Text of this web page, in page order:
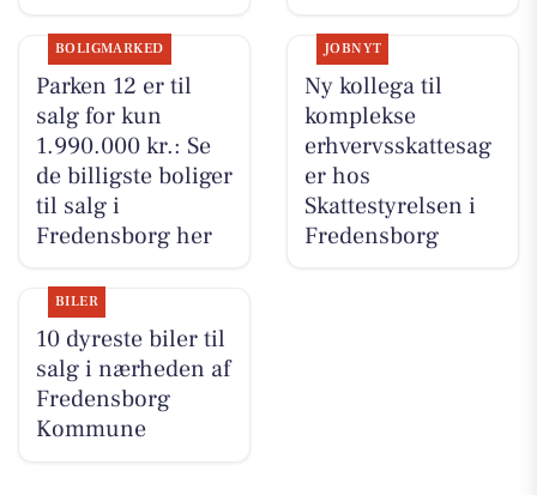
BOLIGMARKED
Parken 12 er til
salg for kun
1.990.000 kr.: Se
de billigste boliger
til salg i
Fredensborg her
JOBNYT
Ny kollega til
komplekse
erhvervsskattesag
er hos
Skattestyrelsen i
Fredensborg
BILER
10 dyreste biler til
salg i nærheden af
Fredensborg
Kommune